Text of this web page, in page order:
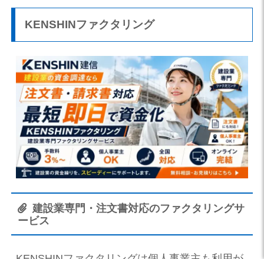
KENSHINファクタリング
建設業専門・注文書対応のファクタリングサ
ービス